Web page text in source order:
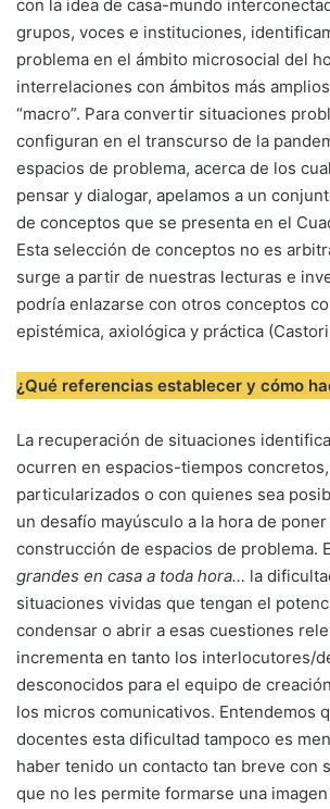
con la idea de casa-mundo
grupos, voces e instituciones,
problema en el ámbito microsocial del
interrelaciones con ámbitos más
“macro”. Para convertir situaciones
configuran en el transcurso de la
espacios de problema, acerca de los
pensar y dialogar, apelamos a un
de conceptos que se presenta en el
Esta selección de conceptos no es
surge a partir de nuestras lecturas e
podría enlazarse con otros conceptos
epistémica, axiológica y práctica
¿Qué referencias establecer y cómo
La recuperación de situaciones
ocurren en espacios-tiempos
particularizados o con quienes sea
un desafío mayúsculo a la hora de
construcción de espacios de problema.
grandes en casa a toda hora… la
situaciones vividas que tengan el
condensar o abrir a esas cuestiones
incrementa en tanto los interlocutores/
desconocidos para el equipo de
los micros comunicativos. Entendemos
docentes esta dificultad tampoco es
haber tenido un contacto tan breve con
que no les permite formarse una